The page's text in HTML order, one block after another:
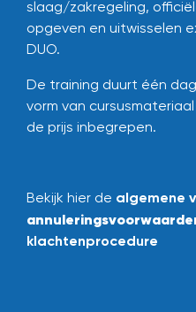
slaag/zakregeling,
opgeven en uitwisselen
DUO.
De training duurt één
vorm van
de prijs inbegrepen.
Bekijk hier de algemene
klachtenprocedure